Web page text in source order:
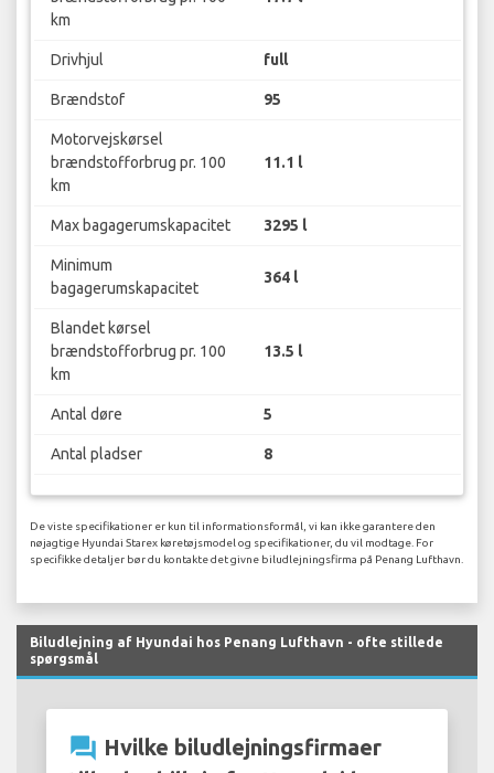
km
Drivhjul full
Brændstof 95
Motorvejskørsel
brændstofforbrug pr. 100
km
11.1 l
Max bagagerumskapacitet 3295 l
Minimum
bagagerumskapacitet
364 l
Blandet kørsel
brændstofforbrug pr. 100
km
13.5 l
Antal døre 5
Antal pladser 8
De viste specifikationer er kun til informationsformål, vi kan ikke garantere den
nøjagtige Hyundai Starex køretøjsmodel og specifikationer, du vil modtage. For
specifikke detaljer bør du kontakte det givne biludlejningsfirma på Penang Lufthavn.
Biludlejning af Hyundai hos Penang Lufthavn - ofte stillede
spørgsmål
question_answer Hvilke biludlejningsfirmaer